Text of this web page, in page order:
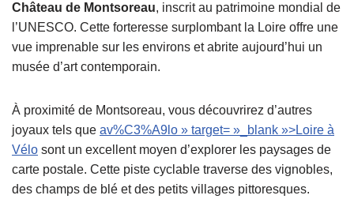
Château de Montsoreau, inscrit au patrimoine mondial de
l’UNESCO. Cette forteresse surplombant la Loire offre une
vue imprenable sur les environs et abrite aujourd’hui un
musée d’art contemporain.
À proximité de Montsoreau, vous découvrirez d’autres
joyaux tels que av%C3%A9lo » target= »_blank »>Loire à
Vélo sont un excellent moyen d’explorer les paysages de
carte postale. Cette piste cyclable traverse des vignobles,
des champs de blé et des petits villages pittoresques.